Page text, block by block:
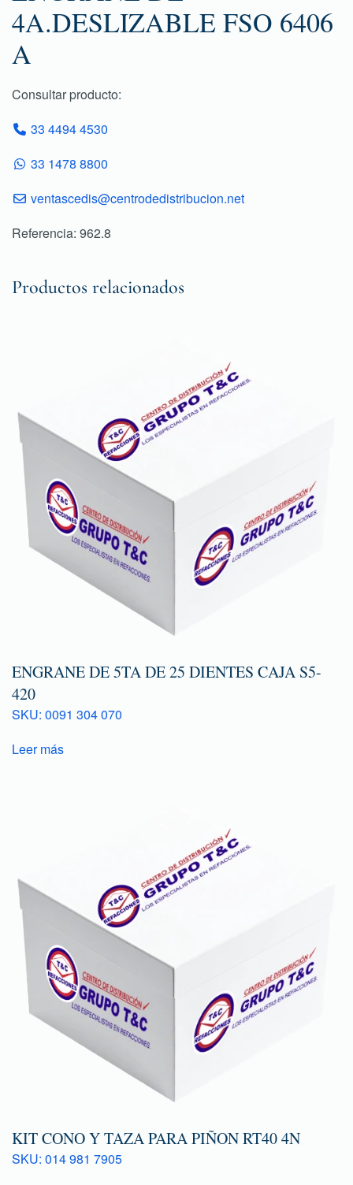
4A.DESLIZABLE FSO 6406
A
Consultar producto:
33 4494 4530
33 1478 8800
ventascedis@centrodedistribucion.net
Referencia: 962.8
Productos relacionados
ENGRANE DE 5TA DE 25 DIENTES CAJA S5-
420
SKU: 0091 304 070
Leer más
KIT CONO Y TAZA PARA PIÑON RT40 4N
SKU: 014 981 7905